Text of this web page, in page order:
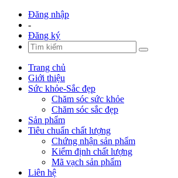
Đăng nhập
-
Đăng ký
Trang chủ
Giới thiệu
Sức khỏe-Sắc đẹp
Chăm sóc sức khỏe
Chăm sóc sắc đẹp
Sản phẩm
Tiêu chuẩn chất lượng
Chứng nhận sản phẩm
Kiểm định chất lượng
Mã vạch sản phẩm
Liên hệ